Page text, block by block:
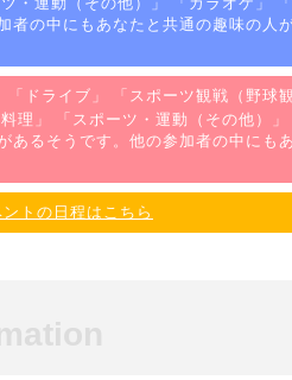
者の中にもあなたと共通の趣味の人
「 ドライブ 」 「スポーツ観戦（野球観
料理 」 「 スポーツ・運動（その他）
あるそうです。他の参加者の中にも
トの日程はこちら